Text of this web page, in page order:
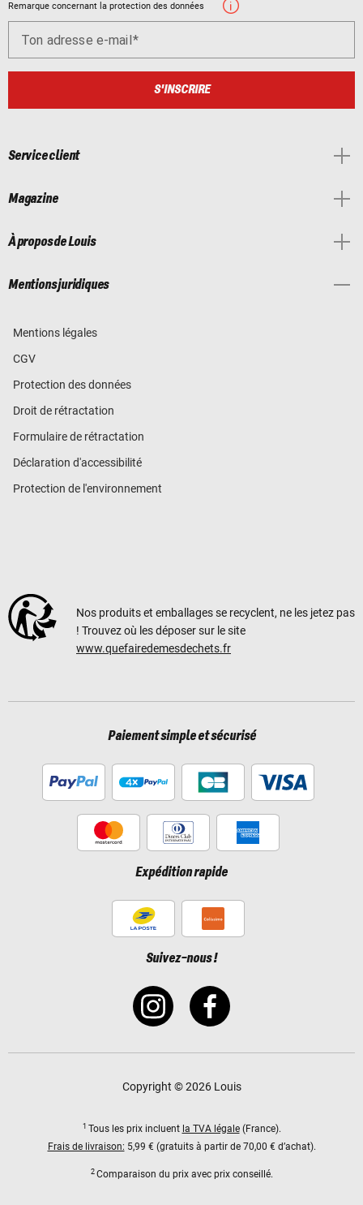
Remarque concernant la protection des données
Ton adresse e-mail
S'INSCRIRE
Service client
Magazine
À propos de Louis
Mentions juridiques
Mentions légales
CGV
Protection des données
Droit de rétractation
Formulaire de rétractation
Déclaration d'accessibilité
Protection de l'environnement
Nos produits et emballages se recyclent, ne les jetez pas
! Trouvez où les déposer sur le site
www.quefairedemesdechets.fr
Paiement simple et sécurisé
Expédition rapide
Suivez-nous !
Copyright © 2026 Louis
1 Tous les prix incluent la TVA légale(France).
Frais de livraison: 5,99 € (gratuits à partir de 70,00 € d’achat).
2 Comparaison du prix avec prix conseillé.